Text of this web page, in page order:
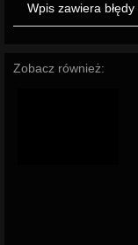
Wpis zawiera błędy
Zobacz również: